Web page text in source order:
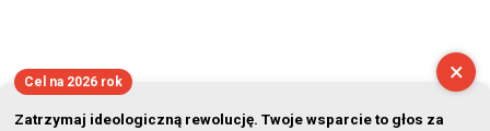
×
Cel na 2026 rok
Zatrzymaj ideologiczną rewolucję. Twoje wsparcie to głos za